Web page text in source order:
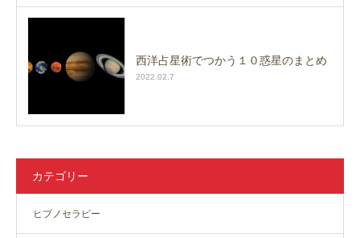
西洋占星術でつかう１０惑星のまとめ
2022.02.7
カテゴリー
ヒプノセラピー